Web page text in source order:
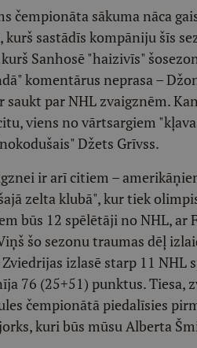
čempionāta sākuma nāca
sastādīs kompāniju šīs
Sanhosē "haizivīs"
komentārus neprasa –
par NHL zvaigznēm.
viens no vārtsargiem
Džets Grīvss.
ir arī citiem –
zelta klubā", kur tiek
būs 12 spēlētāji no NHL,
šo sezonu traumas dēļ
izlasē starp 11 NHL
76 (25+51) punktus. Tiesa,
čempionātā piedalīsies
kuri būs mūsu Alberta